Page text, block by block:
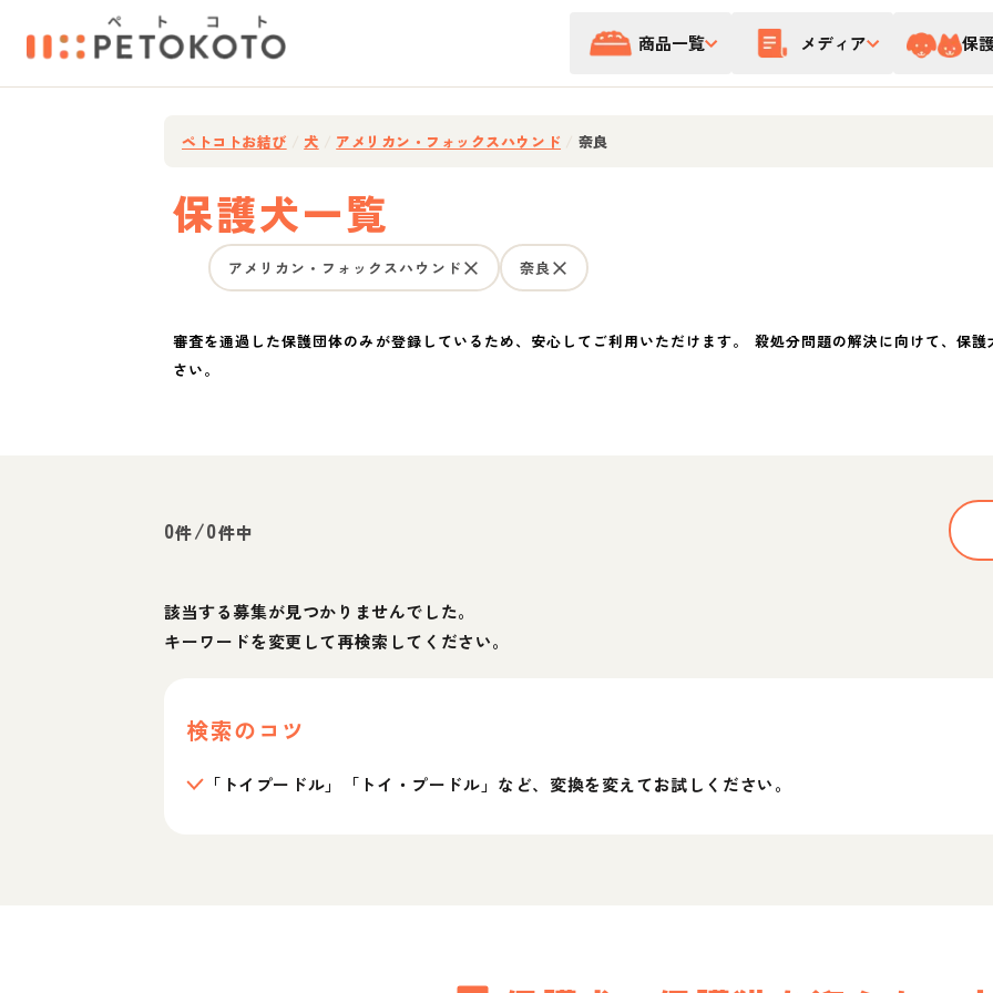
商品一覧 メディア 保
ペトコトお結び 犬 アメリカン・フォックスハウンド 奈良
保護犬一覧
アメリカン・フォックスハウンド 奈良
審査を通過した保護団体のみが登録しているため、安心してご利用いただけます。 殺処分問題の解決に向けて、保
さい。
0件/0件中
該当する募集が見つかりませんでした。
キーワードを変更して再検索してください。
検索のコツ
「トイプードル」「トイ・プードル」など、変換を変えてお試しください。